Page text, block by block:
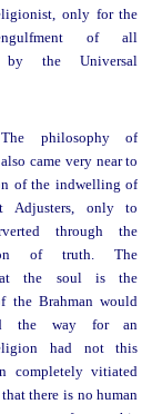
only for the
of all
by the Universal
The philosophy of
came very near to
of the indwelling of
Adjusters, only to
through the
of truth. The
the soul is the
the Brahman would
the way for an
had not this
completely vitiated
there is no human